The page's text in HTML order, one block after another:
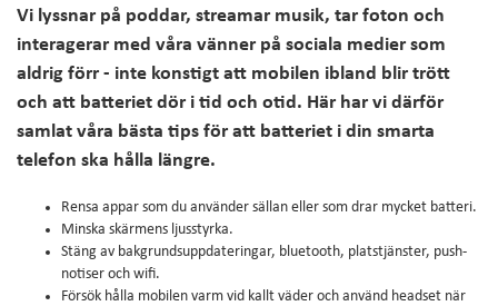
Vi lyssnar på poddar, streamar musik, tar foton och
interagerar med våra vänner på sociala medier som
aldrig förr - inte konstigt att mobilen ibland blir trött
och att batteriet dör i tid och otid. Här har vi därför
samlat våra bästa tips för att batteriet i din smarta
telefon ska hålla längre.
Rensa appar som du använder sällan eller som drar mycket batteri.
Minska skärmens ljusstyrka.
Stäng av bakgrundsuppdateringar, bluetooth, platstjänster, push-
notiser och wifi.
Försök hålla mobilen varm vid kallt väder och använd headset när